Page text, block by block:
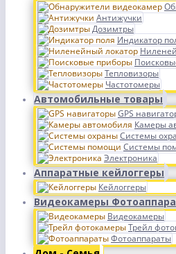
Антижучки
Дозимтры
Индикатор
Тепловизоры
Частотомеры
Автомобильные товары
GPS
Камеры
Системы
Системы
Электроника
Аппаратные кейлоггеры
Кейлоггеры
Видеокамеры
Видеокамеры
Трейл
Фотоаппараты